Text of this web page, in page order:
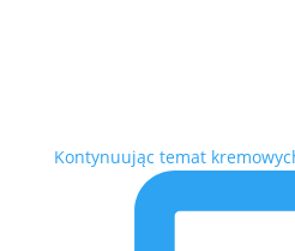
Kontynuując temat